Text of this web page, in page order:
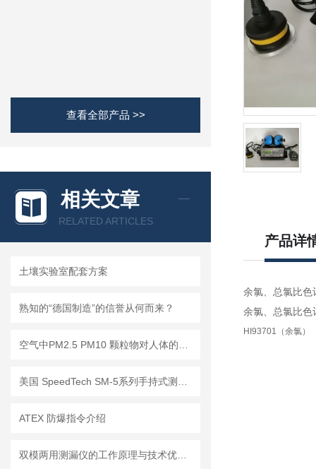
查看全部产品 >>
相关文章
RELATED ARTICLES
土壤实验室配套方案
熟知的“德国制造”的信誉从何而来？
ATEX 防爆指令介绍
产品详
余氯、总氯比
余氯、总氯比
HI93701（余氯）